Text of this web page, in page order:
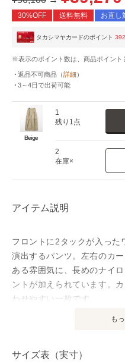
30%OFF
送料無料 お直し
タカシマヤカードのポイント
※表示のポイント数は、商品ポイント
返品不可商品 （詳細）
3～4日で出荷可能
Beige
1
残り1点
2
在庫×
アイテム説明
フロントに2タックが入った
演出するパンツ。左右のカ
ある雰囲気に、長めのナイ
ントが加えられています。
わせやすい一枚です。
配送料
も
サイズ表（実寸）